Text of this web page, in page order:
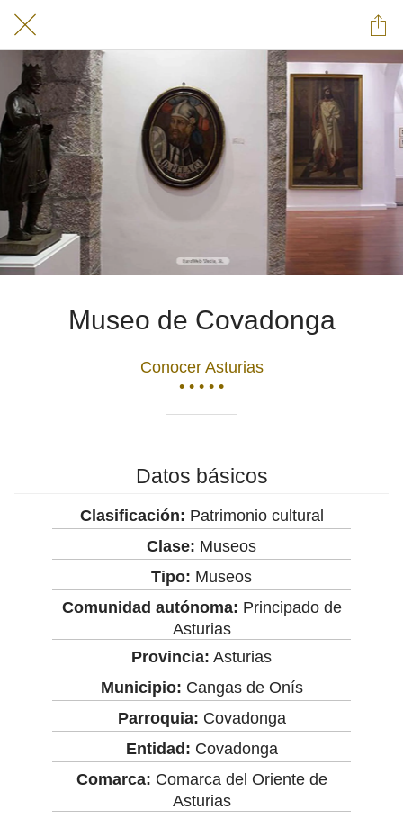
Museo de Covadonga
Conocer Asturias
• • • • •
Datos básicos
Clasificación: Patrimonio cultural
Clase: Museos
Tipo: Museos
Comunidad autónoma: Principado de
Asturias
Provincia: Asturias
Municipio: Cangas de Onís
Parroquia: Covadonga
Entidad: Covadonga
Comarca: Comarca del Oriente de
Asturias